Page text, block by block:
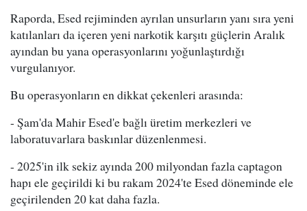
Raporda, Esed rejiminden ayrılan unsurların yanı sıra yeni
katılanları da içeren yeni narkotik karşıtı güçlerin Aralık
ayından bu yana operasyonlarını yoğunlaştırdığı
vurgulanıyor.
Bu operasyonların en dikkat çekenleri arasında:
- Şam'da Mahir Esed'e bağlı üretim merkezleri ve
laboratuvarlara baskınlar düzenlenmesi.
- 2025'in ilk sekiz ayında 200 milyondan fazla captagon
hapı ele geçirildi ki bu rakam 2024'te Esed döneminde ele
geçirilenden 20 kat daha fazla.